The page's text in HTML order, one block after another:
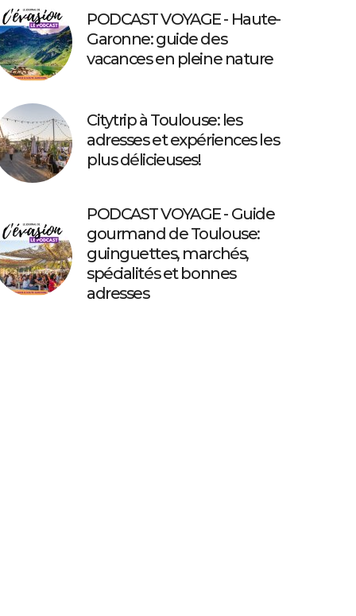
PODCAST VOYAGE - Haute-
Garonne: guide des
vacances en pleine nature
Citytrip à Toulouse: les
adresses et expériences les
plus délicieuses!
PODCAST VOYAGE - Guide
gourmand de Toulouse:
guinguettes, marchés,
spécialités et bonnes
adresses